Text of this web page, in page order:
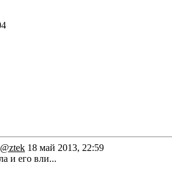
18 май 2013, 22:59
и его вли...